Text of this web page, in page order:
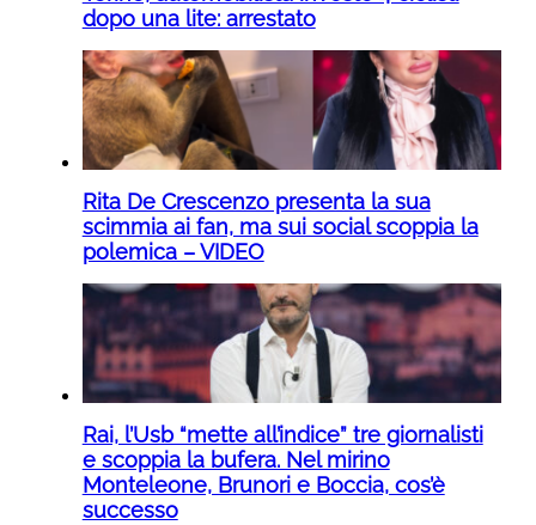
dopo una lite: arrestato
Rita De Crescenzo presenta la sua
scimmia ai fan, ma sui social scoppia la
polemica – VIDEO
Rai, l’Usb “mette all’indice” tre giornalisti
e scoppia la bufera. Nel mirino
Monteleone, Brunori e Boccia, cos’è
successo